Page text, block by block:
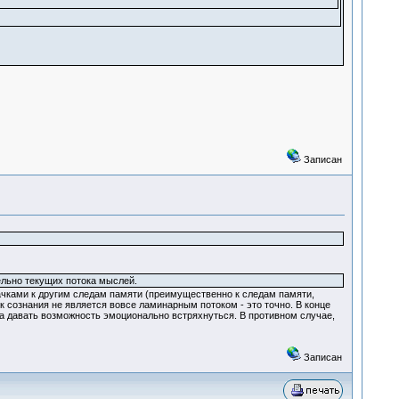
Записан
текущих потока мыслей.
к другим следам памяти (преимущественно к следам памяти,
не является вовсе ламинарным потоком - это точно. В конце
возможность эмоционально встряхнуться. В противном случае,
Записан